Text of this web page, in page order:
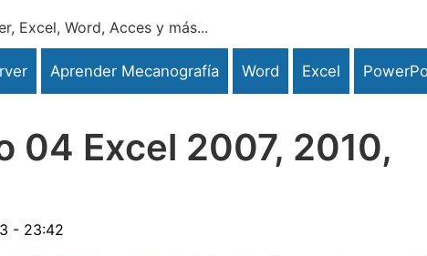
Excel, Word, Acces y más...
Aprender Mecanografía Word Excel
04 Excel 2007, 2010,
- 23:42